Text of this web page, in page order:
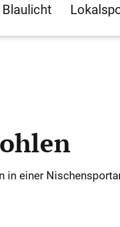
Blaulicht
einer